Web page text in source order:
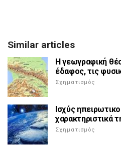
Similar articles
Η γεωγραφική
έδαφος, τις
Σχηματισμός
Ισχύς
χαρακτηριστικά
Σχηματισμός